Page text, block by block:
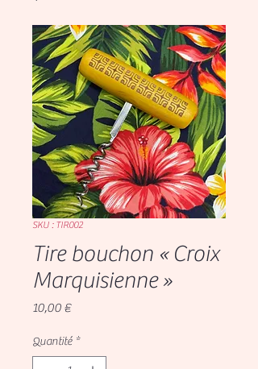
SKU : TIR002
Tire bouchon « Croix
Marquisienne »
10,00 €Prix
Quantité *